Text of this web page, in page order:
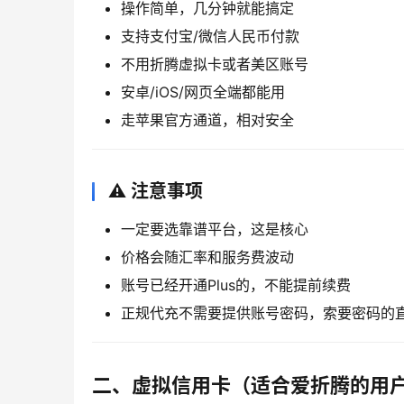
操作简单，几分钟就能搞定
支持支付宝/微信人民币付款
不用折腾虚拟卡或者美区账号
安卓/iOS/网页全端都能用
走苹果官方通道，相对安全
⚠️ 注意事项
一定要选靠谱平台，这是核心
价格会随汇率和服务费波动
账号已经开通Plus的，不能提前续费
正规代充不需要提供账号密码，索要密码的
二、虚拟信用卡（适合爱折腾的用户